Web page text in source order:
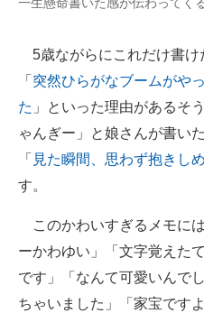
一生懸命書いた感が伝わってく
5歳ながらにこれだけ書け
「 突然ひらがなブームがや
た 」といった理由があるそ
ゃんぎー」と娘さんが書い
「 見た瞬間、思わず抱きし
す。
このかわいすぎるメモに
ーかわゆい」「文字覚えた
です」「なんて可愛いんで
ちゃいました」「家宝です